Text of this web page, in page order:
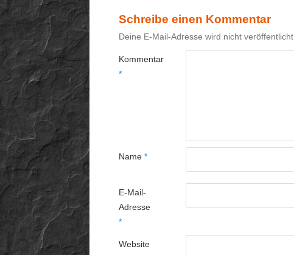
Schreibe einen Kommentar
Deine E-Mail-Adresse wird nicht veröffentlicht.
Kommentar
*
Name *
E-Mail-
Adresse
*
Website